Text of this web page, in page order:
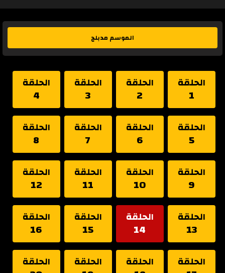
الموسم مدبلج
الحلقة
1
الحلقة
2
الحلقة
3
الحلقة
4
الحلقة
5
الحلقة
6
الحلقة
7
الحلقة
8
الحلقة
9
الحلقة
10
الحلقة
11
الحلقة
12
الحلقة
13
الحلقة
14
الحلقة
15
الحلقة
16
الحلقة الحلقة الحلقة الحلقة